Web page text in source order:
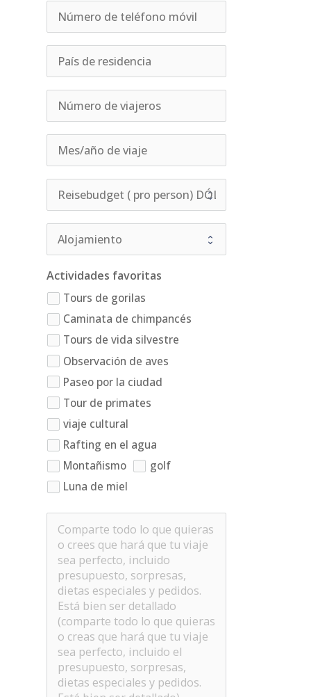
Actividades favoritas
Tours de gorilas
Caminata de chimpancés
Tours de vida silvestre
Observación de aves
Paseo por la ciudad
Tour de primates
viaje cultural
Rafting en el agua
Montañismo
golf
Luna de miel